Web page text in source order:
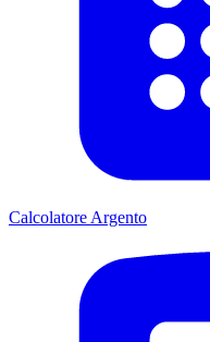
Calcolatore Argento